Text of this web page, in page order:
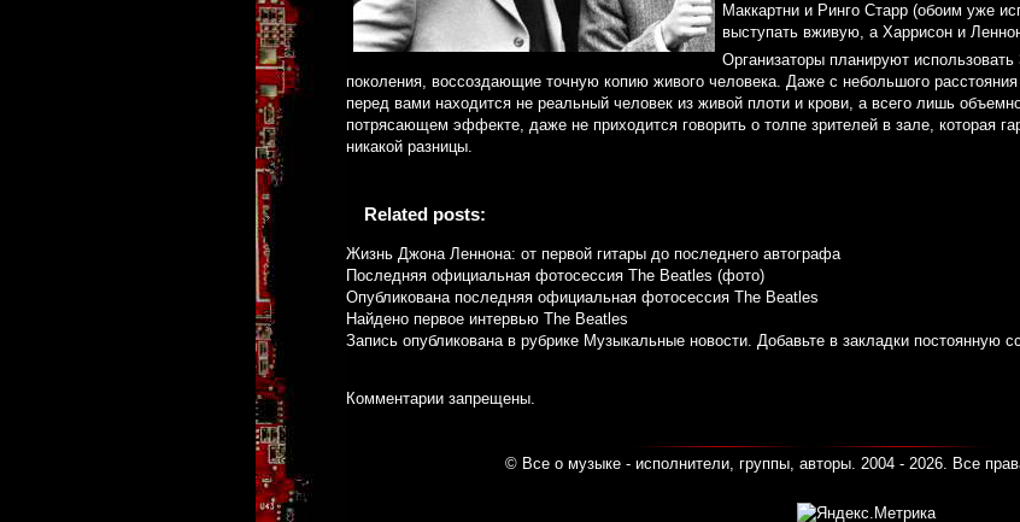
Маккартни и Ринго Старр (обоим уже
выступать вживую, а Харрисон и
Организаторы планируют
поколения, воссоздающие точную копию живого человека. Даже с небольшого
перед вами находится не реальный человек из живой плоти и крови, а всего лишь
потрясающем эффекте, даже не приходится говорить о толпе зрителей в зале, которая
никакой разницы.
Related posts:
Жизнь Джона Леннона: от первой гитары до последнего автографа
Последняя официальная фотосессия The Beatles (фото)
Опубликована последняя официальная фотосессия The Beatles
Найдено первое интервью The Beatles
Запись опубликована в рубрике Музыкальные новости. Добавьте в закладки постоянную
Комментарии запрещены.
© Все о музыке - исполнители, группы, авторы. 2004 - 2026. Все